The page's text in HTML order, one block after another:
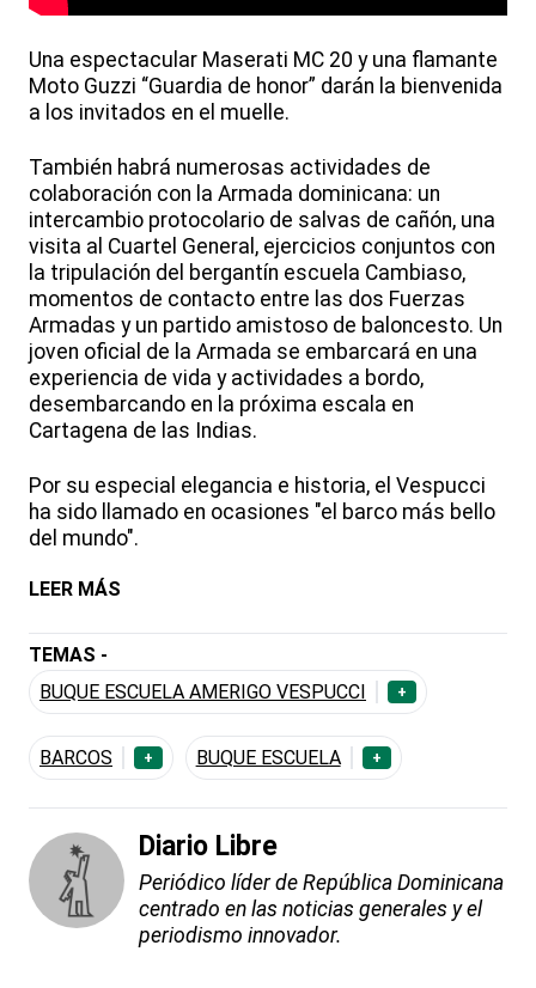
Una espectacular Maserati MC 20 y una flamante
Moto Guzzi “Guardia de honor” darán la bienvenida
a los invitados en el muelle.
También habrá numerosas actividades de
colaboración con la Armada dominicana: un
intercambio protocolario de salvas de cañón, una
visita al Cuartel General, ejercicios conjuntos con
la tripulación del bergantín escuela Cambiaso,
momentos de contacto entre las dos Fuerzas
Armadas y un partido amistoso de baloncesto. Un
joven oficial de la Armada se embarcará en una
experiencia de vida y actividades a bordo,
desembarcando en la próxima escala en
Cartagena de las Indias.
Por su especial elegancia e historia, el Vespucci
ha sido llamado en ocasiones "el barco más bello
del mundo".
LEER MÁS
TEMAS -
BUQUE ESCUELA AMERIGO VESPUCCI
+
BARCOS + BUQUE ESCUELA +
Diario Libre
Periódico líder de República Dominicana
centrado en las noticias generales y el
periodismo innovador.